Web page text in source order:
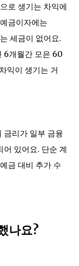
로 생기는 차익에
금이자에는
세금이 없어요.
6개월간 모은 60
익이 생기는 거
금리가 일부 금융
어 있어요. 단순 계
금 대비 추가 수
나요?